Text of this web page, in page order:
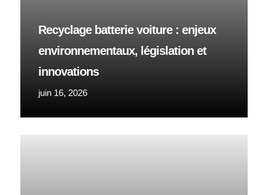
Recyclage batterie voiture : enjeux
environnementaux, législation et
innovations
juin 16, 2026